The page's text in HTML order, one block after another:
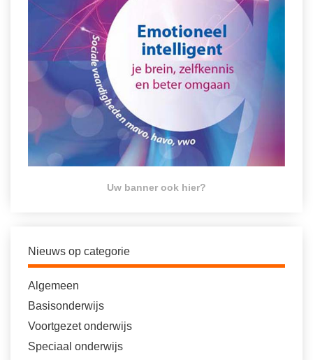
Uw banner ook hier?
Nieuws op categorie
Algemeen
Basisonderwijs
Voortgezet onderwijs
Speciaal onderwijs